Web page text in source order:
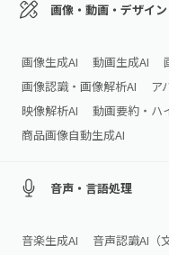
画像・動画・デザイン
画像生成AI 動画生成AI
画像認識・画像解析AI
ア
映像解析AI
動画要約・ハ
商品画像自動生成AI
音声・言語処理
音楽生成AI 音声認識AI（